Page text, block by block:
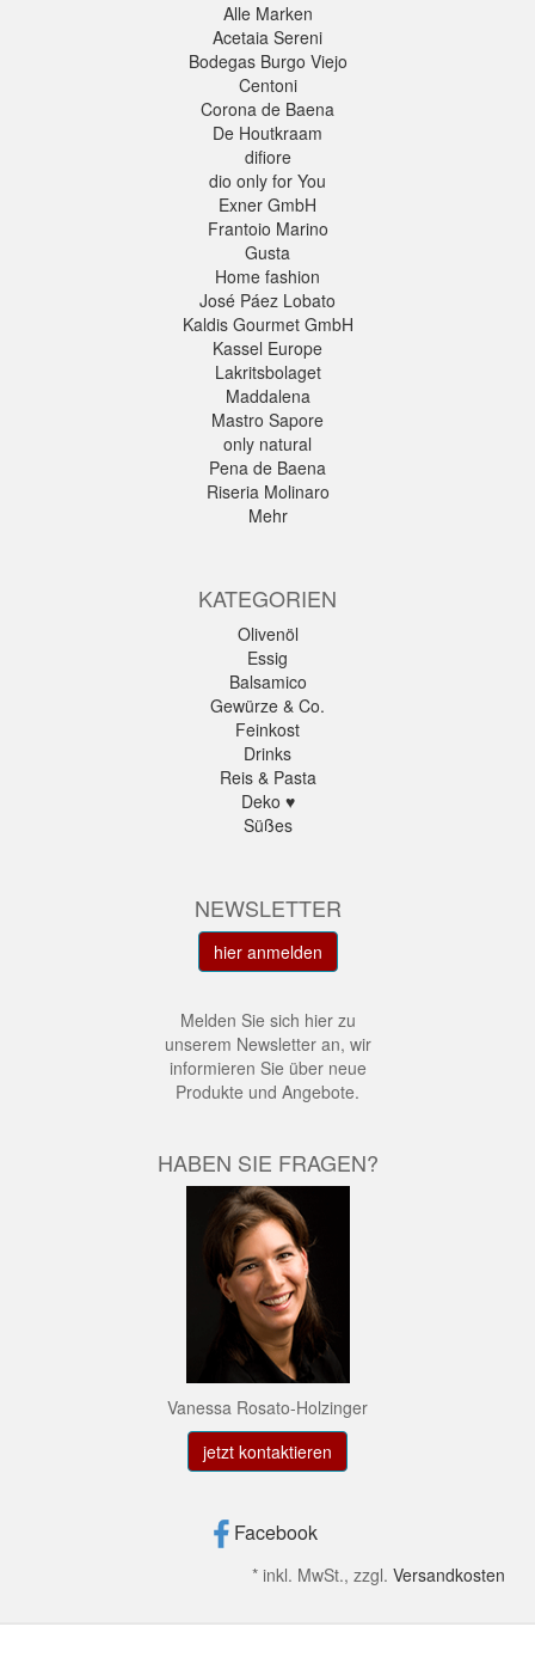
Alle Marken
Acetaia Sereni
Bodegas Burgo Viejo
Centoni
Corona de Baena
De Houtkraam
difiore
dio only for You
Exner GmbH
Frantoio Marino
Gusta
Home fashion
José Páez Lobato
Kaldis Gourmet GmbH
Kassel Europe
Lakritsbolaget
Maddalena
Mastro Sapore
only natural
Pena de Baena
Riseria Molinaro
Mehr
KATEGORIEN
Olivenöl
Essig
Balsamico
Gewürze & Co.
Feinkost
Drinks
Reis & Pasta
Deko ♥
Süßes
NEWSLETTER
hier anmelden
Melden Sie sich hier zu
unserem Newsletter an, wir
informieren Sie über neue
Produkte und Angebote.
HABEN SIE FRAGEN?
Vanessa Rosato-Holzinger
jetzt kontaktieren
Facebook
* inkl. MwSt., zzgl. Versandkosten